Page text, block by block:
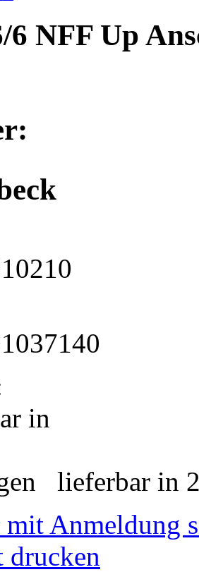
6 NFF Up
lieferbar in
mit Anmeldung
drucken